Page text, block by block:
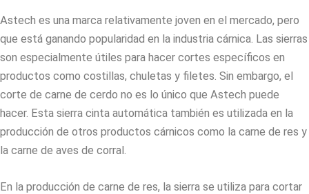
Astech es una marca relativamente joven en el mercado, pero
que está ganando popularidad en la industria cárnica. Las sierras
son especialmente útiles para hacer cortes específicos en
productos como costillas, chuletas y filetes. Sin embargo, el
corte de carne de cerdo no es lo único que Astech puede
hacer. Esta sierra cinta automática también es utilizada en la
producción de otros productos cárnicos como la carne de res y
la carne de aves de corral.
En la producción de carne de res, la sierra se utiliza para cortar